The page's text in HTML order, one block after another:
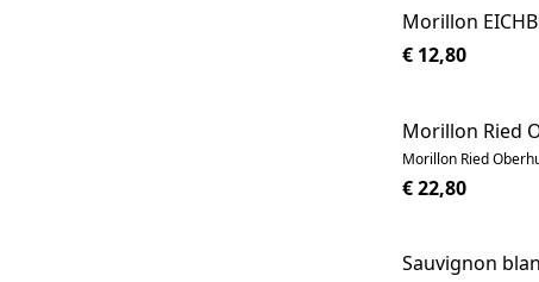
Morillon
€ 12,80
Morillon Ried
Morillon Ried
€ 22,80
Sauvignon